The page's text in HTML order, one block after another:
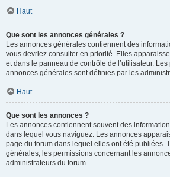
Haut
Que sont les annonces générales ?
Les annonces générales contiennent des
vous devriez consulter en priorité. Elles
et dans le panneau de contrôle de l’utilisateur.
annonces générales sont définies par les
Haut
Que sont les annonces ?
Les annonces contiennent souvent des
dans lequel vous naviguez. Les annonces
page du forum dans lequel elles ont été publiées.
générales, les permissions concernant les
administrateurs du forum.